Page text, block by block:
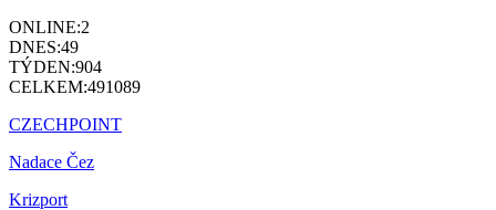
ONLINE:2
DNES:49
TÝDEN:904
CELKEM:491089
CZECHPOINT
Nadace Čez
Krizport